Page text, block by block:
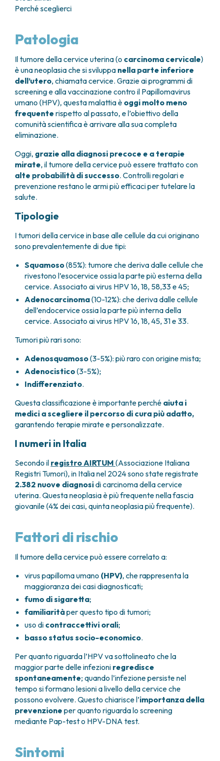
TUMORI TESTA E COLLO
APPARATO GENITALE-RIPRODUTTIVO
ENDOMETRIOSI
FIBROMI UTERINI
TUMORE CERVICE UTERINA
TUMORI ENDOMETRIO
TUMORI MAMMELLA
TUMORI OVAIO
TUMORI PROSTATA
TUMORI TESTICOLO
TUMORI VULVA
TUMORI DI PELLE, SANGUE E TESSUTI
LEUCEMIE ACUTE
LINFOMI
MESOTELIOMI
METASTASI DEL SISTEMA NERVOSO CENTRALE
MIELOMI
NEOPLASIE MIELOPROLIFERATIVE CRONICHE
SARCOMI E TUMORI RARI
TUMORI OSSEI
AREE CHIRURGICHE
BREAST UNIT
CENTRO PER I TUMORI DELL’OVAIO
CHIRURGIA ONCOLOGICA
CHIRURGIA PLASTICA RICOSTRUTTIVA
CHIRURGIA TORACICA ONCOLOGICA
CHIRURGIA DEI TUMORI DELLA PELLE
CHIRURGIA UROLOGICA
CHIRURGIA SENOLOGICA
GASTROENTEROLOGIA ED ENDOSCOPIA
GINECOLOGIA ONCOLOGICA E TUMORI
EREDITARI
OTORINOLARINGOIATRIA
DIAGNOSTICA E SERVIZI
ANATOMIA PATOLOGICA
FISICA SANITARIA
LABORATORIO ANALISI
MEDICINA NUCLEARE
RADIODIAGNOSTICA
RADIOTERAPIA
CONSULENZE
CARDIOLOGIA
DIETETICA E NUTRIZIONE CLINICA
GENETICA MEDICA
PSICOLOGIA
TERAPIA DEL DOLORE E CURE PALLIATIVE
ALTRE CONSULENZE
RICERCA CLINICA
RICERCA CLINICA E INNOVAZIONE
UNITÀ CLINICA DI FASE I
CLINICAL RESEARCH UNIT (CRU)
COME RAGGIUNGERCI
OSPITALITÀ SOLIDALE
CANDIOLO CARES
DOCUMENTI UTILI
LISTE D’ATTESA
TECHNOLOGY TRANSFER OFFICE (TTO)
GENOMICS CENTRE
PROGETTI INTERNAZIONALI
PROGETTI NAZIONALI
RICERCA ONCOLOGICA
SOSTIENI LA RICERCA
HOSPICE
NEWS
SOSTIENI LA RICERCA PRENOTA
Perché sceglierci
Patologia
Il tumore della cervice uterina (o carcinoma cervicale)
è una neoplasia che si sviluppa nella parte inferiore
dell’utero, chiamata cervice. Grazie ai programmi di
screening e alla vaccinazione contro il Papillomavirus
umano (HPV), questa malattia è oggi molto meno
frequente rispetto al passato, e l’obiettivo della
comunità scientifica è arrivare alla sua completa
eliminazione.
Oggi, grazie alla diagnosi precoce e a terapie
mirate, il tumore della cervice può essere trattato con
alte probabilità di successo. Controlli regolari e
prevenzione restano le armi più efficaci per tutelare la
salute.
Tipologie
I tumori della cervice in base alle cellule da cui originano
sono prevalentemente di due tipi:
Squamoso(85%): tumore che deriva dalle cellule che
rivestono l’esocervice ossia la parte più esterna della
cervice. Associato ai virus HPV 16, 18, 58,33 e 45;
Adenocarcinoma(10-12%): che deriva dalle cellule
dell’endocervice ossia la parte più interna della
cervice. Associato ai virus HPV 16, 18, 45, 31 e 33.
Tumori più rari sono:
Adenosquamoso(3-5%): più raro con origine mista;
Adenocistico(3-5%);
Indifferenziato.
Questa classificazione è importante perché aiuta i
medici a scegliere il percorso di cura più adatto,
garantendo terapie mirate e personalizzate.
I numeri in Italia
Secondo il registro AIRTUM (Associazione Italiana
Registri Tumori), in Italia nel 2024 sono state registrate
2.382 nuove diagnosidi carcinoma della cervice
uterina. Questa neoplasia è più frequente nella fascia
giovanile (4% dei casi, quinta neoplasia più frequente).
Fattori di rischio
Il tumore della cervice può essere correlato a:
virus papilloma umano (HPV), che rappresenta la
maggioranza dei casi diagnosticati;
fumo di sigaretta;
familiaritàper questo tipo di tumori;
uso di contraccettivi orali;
basso status socio-economico.
Per quanto riguarda l’HPV va sottolineato che la
maggior parte delle infezioni regredisce
spontaneamente; quando l’infezione persiste nel
tempo si formano lesioni a livello della cervice che
possono evolvere. Questo chiarisce l’importanza della
prevenzione per quanto riguarda lo screening
mediante Pap-test o HPV-DNA test.
Sintomi